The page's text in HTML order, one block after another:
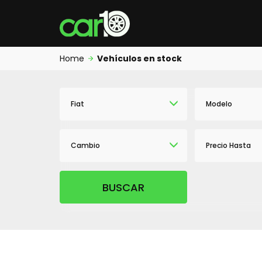
Home Vehículos en stock
Fiat Modelo
Cambio Precio Hasta
BUSCAR